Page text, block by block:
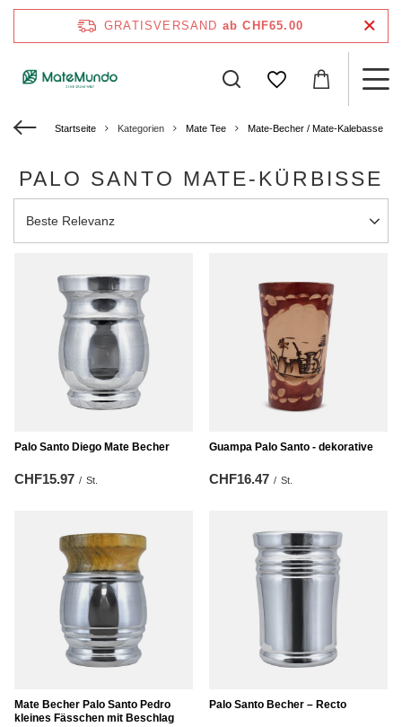
GRATISVERSAND ab CHF65.00
Startseite Kategorien Mate Tee Mate‑Becher / Mate-Kalebasse
PALO SANTO MATE-KÜRBISSE
Sortierung ändern
Beste Relevanz
Palo Santo Diego Mate Becher
CHF15.97 / St.
Guampa Palo Santo - dekorative
CHF16.47 / St.
Mate Becher Palo Santo Pedro
kleines Fässchen mit Beschlag
Palo Santo Becher – Recto